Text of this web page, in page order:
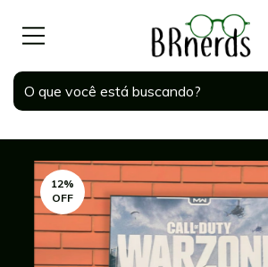
12%
OFF